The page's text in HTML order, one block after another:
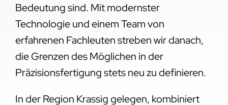
Bedeutung sind. Mit modernster
Technologie und einem Team von
erfahrenen Fachleuten streben wir danach,
die Grenzen des Möglichen in der
Präzisionsfertigung stets neu zu definieren.
In der Region Krassig gelegen, kombiniert